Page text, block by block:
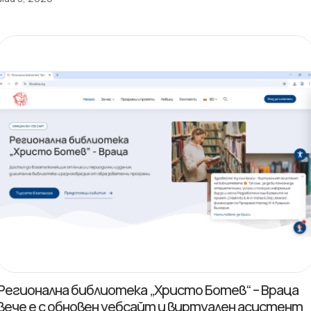
библиотека „Христо Ботев“ – Враца
е с обновен уебсайт и виртуален асистент